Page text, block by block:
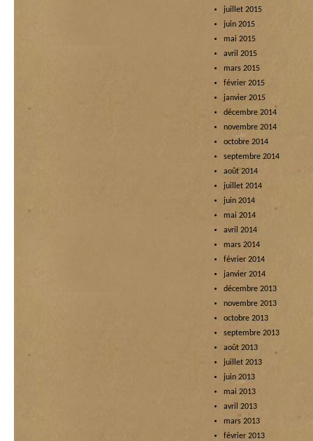
juillet 2015
juin 2015
mai 2015
avril 2015
mars 2015
février 2015
janvier 2015
décembre 2014
novembre 2014
octobre 2014
septembre 2014
août 2014
juillet 2014
juin 2014
mai 2014
avril 2014
mars 2014
février 2014
janvier 2014
décembre 2013
novembre 2013
octobre 2013
septembre 2013
août 2013
juillet 2013
juin 2013
mai 2013
avril 2013
mars 2013
février 2013